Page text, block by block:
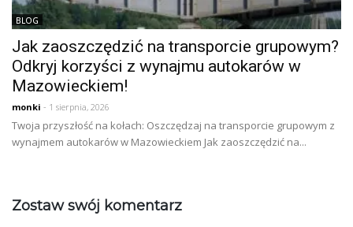
BLOG
Jak zaoszczędzić na transporcie grupowym?
Odkryj korzyści z wynajmu autokarów w
Mazowieckiem!
monki - 1 sierpnia, 2026
Twoja przyszłość na kołach: Oszczędzaj na transporcie grupowym z
wynajmem autokarów w Mazowieckiem Jak zaoszczędzić na...
Zostaw swój komentarz